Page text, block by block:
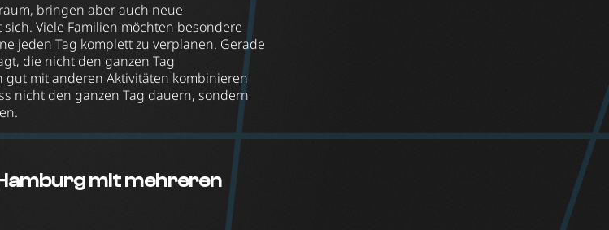
bringen aber auch neue
Viele Familien möchten besondere
jeden Tag komplett zu verplanen. Gerade
die nicht den ganzen Tag
mit anderen Aktivitäten kombinieren
nicht den ganzen Tag dauern, sondern
mit mehreren